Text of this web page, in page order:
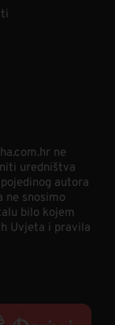
ne
uredništva
autora
ne snosimo
bilo kojem
Uvjeta i pravila